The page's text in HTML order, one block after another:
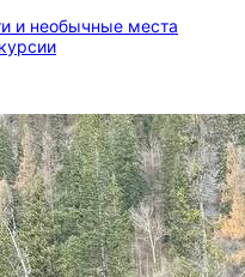
и необычные места